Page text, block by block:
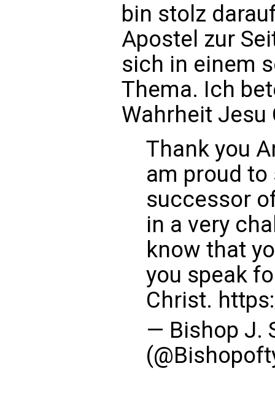
bin stolz
Apostel zur
sich in einem
Thema. Ich
Wahrheit Jesu
Thank you
am proud
successor
in a very
know that
you speak
Christ.
— Bishop J.